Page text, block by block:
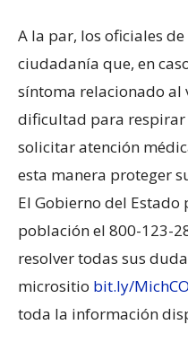
A la par, los oficiales
ciudadanía que, en
síntoma relacionado al
dificultad para respirar
solicitar atención
esta manera proteger
El Gobierno del
población el 800-123-
resolver todas sus
micrositio bit.ly/
toda la información